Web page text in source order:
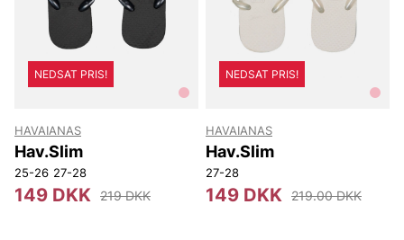
NEDSAT PRIS!
HAVAIANAS
Hav.Slim
25-26 27-28
149 DKK 219 DKK
NEDSAT PRIS!
HAVAIANAS
Hav.Slim
27-28
149 DKK 219.00 DKK